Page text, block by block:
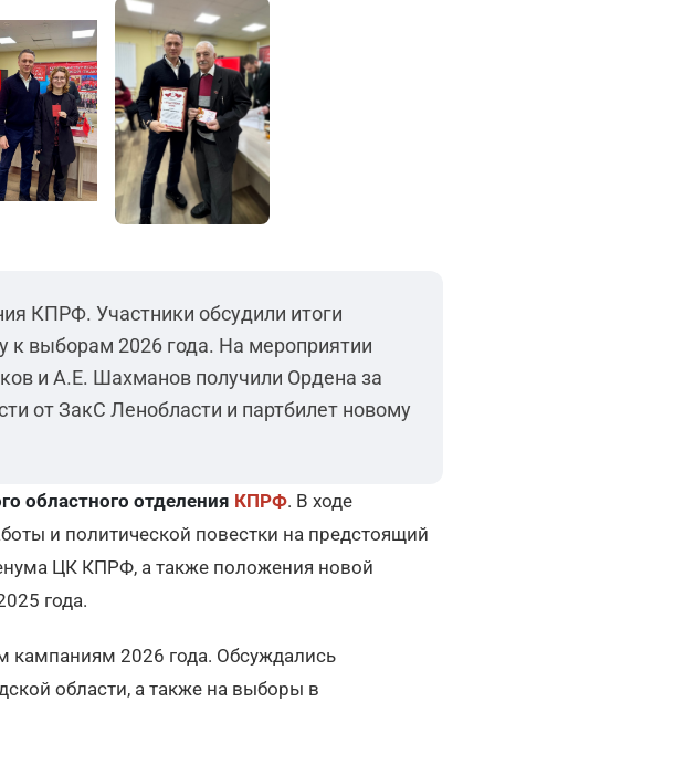
КПРФ. Участники обсудили итоги
к выборам 2026 года. На мероприятии
и А.Е. Шахманов получили Ордена за
от ЗакС Ленобласти и партбилет новому
областного отделения КПРФ. В ходе
и политической повестки на предстоящий
ЦК КПРФ, а также положения новой
года.
кампаниям 2026 года. Обсуждались
области, а также на выборы в